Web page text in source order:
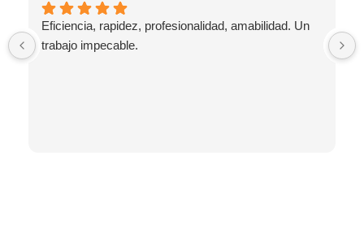
Eficiencia, rapidez, profesionalidad, amabilidad. Un
trabajo impecable.